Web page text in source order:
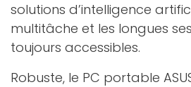
solutions d’intelligence
multitâche et les longues
toujours accessibles.
Robuste, le PC portable